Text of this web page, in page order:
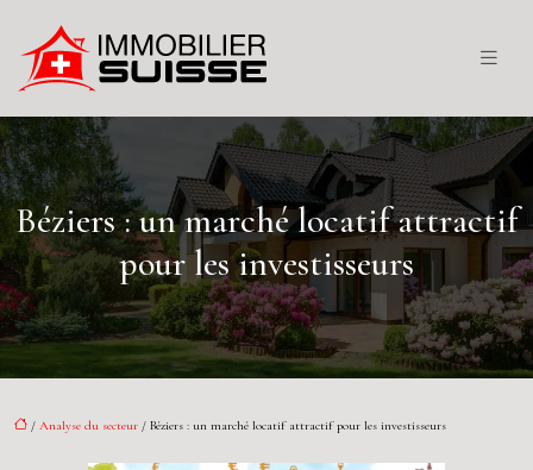
Béziers : un marché locatif attractif
pour les investisseurs
/ Analyse du secteur / Béziers : un marché locatif attractif pour les investisseurs